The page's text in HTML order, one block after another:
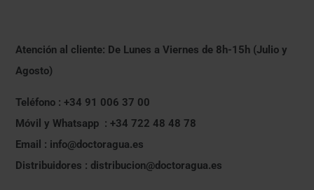
Atención al cliente: De Lunes a Viernes de 8h-15h (Julio y
Agosto)
Teléfono : +34 91 006 37 00
Móvil y Whatsapp : +34 722 48 48 78
Email : info@doctoragua.es
Distribuidores : distribucion@doctoragua.es